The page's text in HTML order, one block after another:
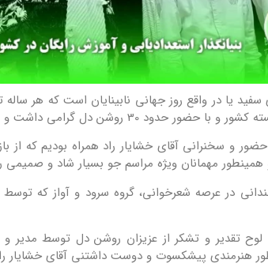
یا در واقع روز جهانی نابینایان است که هر
روشن دل گرامی داشت و برنامه های متنوعی را اجرا نمود.
و سخنرانی آقای خشایار راد همراه بودیم که
مهمانان ویژه مراسم جو بسیار شاد و صمیمی
در عرصه شعرخوانی، گروه سرود و آواز که
لوح تقدیر و تشکر از عزیزان روشن دل توسط
هنرمندی پیشکسوت و دوست داشتنی آقای خشایار